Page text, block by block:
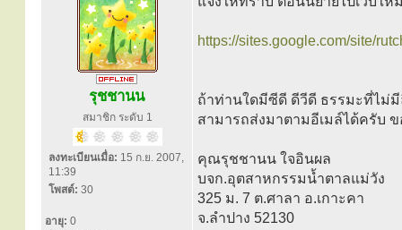
รุชชานน
สมาชิก ระดับ 1
ลงทะเบียนเมื่อ: 15 ก.ย. 2007,
11:39
โพสต์: 30
อายุ: 0
https://sites.google.com/site/
ถ้าท่านใดมีซีดี ดีวีดี ธรรมะที่ไม่
สามารถส่งมาตามอีเมล์ได้ครับ
คุณรุชชานน ใจอินผล
บจก.อุตสาหกรรมน้ำตาลแม่วัง
325 ม. 7 ต.ศาลา อ.เกาะคา
จ.ลำปาง 52130